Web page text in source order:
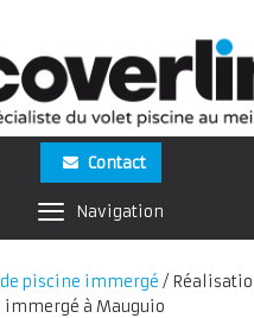
Navigation
Contact
piscine immergé /
immergé à Mauguio